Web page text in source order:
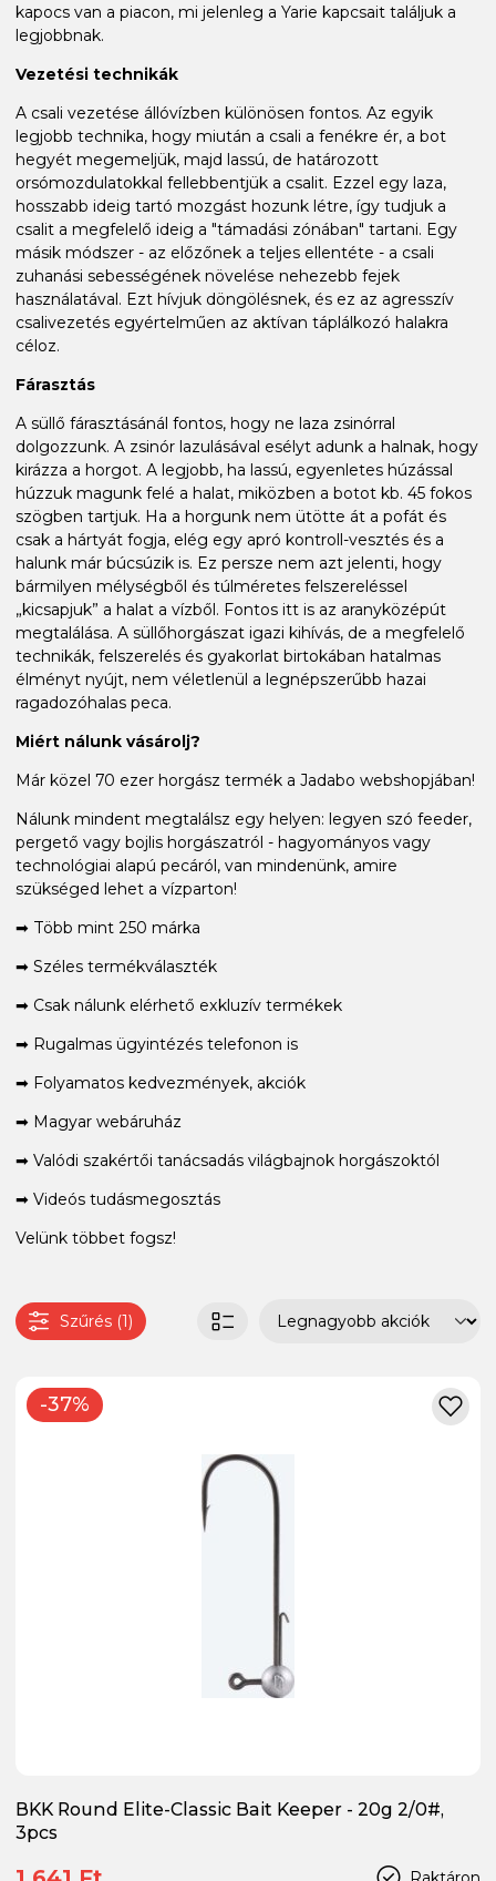
kapocs van a piacon, mi jelenleg a Yarie kapcsait találjuk a
legjobbnak.
Vezetési technikák
A csali vezetése állóvízben különösen fontos. Az egyik
legjobb technika, hogy miután a csali a fenékre ér, a bot
hegyét megemeljük, majd lassú, de határozott
orsómozdulatokkal fellebbentjük a csalit. Ezzel egy laza,
hosszabb ideig tartó mozgást hozunk létre, így tudjuk a
csalit a megfelelő ideig a "támadási zónában" tartani. Egy
másik módszer - az előzőnek a teljes ellentéte - a csali
zuhanási sebességének növelése nehezebb fejek
használatával. Ezt hívjuk döngölésnek, és ez az agresszív
csalivezetés egyértelműen az aktívan táplálkozó halakra
céloz.
Fárasztás
A süllő fárasztásánál fontos, hogy ne laza zsinórral
dolgozzunk. A zsinór lazulásával esélyt adunk a halnak, hogy
kirázza a horgot. A legjobb, ha lassú, egyenletes húzással
húzzuk magunk felé a halat, miközben a botot kb. 45 fokos
szögben tartjuk. Ha a horgunk nem ütötte át a pofát és
csak a hártyát fogja, elég egy apró kontroll-vesztés és a
halunk már búcsúzik is. Ez persze nem azt jelenti, hogy
bármilyen mélységből és túlméretes felszereléssel
„kicsapjuk” a halat a vízből. Fontos itt is az aranyközépút
megtalálása. A süllőhorgászat igazi kihívás, de a megfelelő
technikák, felszerelés és gyakorlat birtokában hatalmas
élményt nyújt, nem véletlenül a legnépszerűbb hazai
ragadozóhalas peca.
Miért nálunk vásárolj?
Már közel 70 ezer horgász termék a Jadabo webshopjában!
Nálunk mindent megtalálsz egy helyen: legyen szó feeder,
pergető vagy bojlis horgászatról - hagyományos vagy
technológiai alapú pecáról, van mindenünk, amire
szükséged lehet a vízparton!
➡ Több mint 250 márka
➡ Széles termékválaszték
➡ Csak nálunk elérhető exkluzív termékek
➡ Rugalmas ügyintézés telefonon is
➡ Folyamatos kedvezmények, akciók
➡ Magyar webáruház
➡ Valódi szakértői tanácsadás világbajnok horgászoktól
➡ Videós tudásmegosztás
Velünk többet fogsz!
Szűrés (1)
-37%
BKK Round Elite-Classic Bait Keeper - 20g 2/0#,
3pcs
Raktáron